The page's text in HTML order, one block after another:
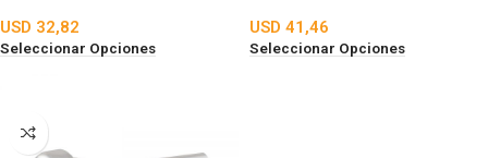
USD 32,82
Seleccionar Opciones
USD 41,46
Seleccionar Opciones